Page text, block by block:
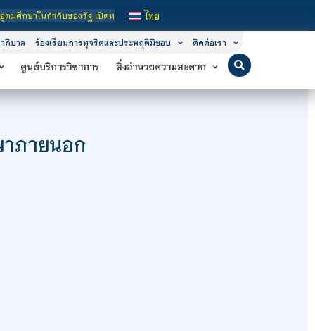
รัฐ เปิดหลักสูตรการเรียนการสอน 3 ระดับ คือ ระดับประกาศนียบัตรวิชาชีพ (ปวช
ไทย
ภิบาล ร้องเรียนการทุจริตและประพฤติมิชอบ ติดต่อเรา
ศูนย์บริการวิชาการ สิ่งอำนวยความสะดวก
ภายนอก